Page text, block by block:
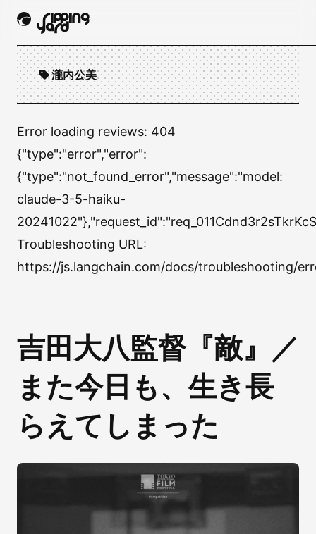
瀧内公美
Error loading reviews: 404
{"type":"error","error":
{"type":"not_found_error","message":"model:
claude-3-5-haiku-
Troubleshooting URL:
https://js.langchain.com/docs/troubleshooting/
吉田大八監督『敵』／
また今日も、生き長
らえてしまった